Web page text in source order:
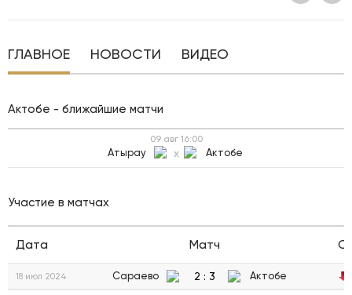
ГЛАВНОЕ НОВОСТИ ВИДЕО
Актобе - ближайшие матчи
09 авг 16:00
Атырау x Актобе
Участие в матчах
Дата Матч
18 июл 2024 Сараево 2 : 3 Актобе